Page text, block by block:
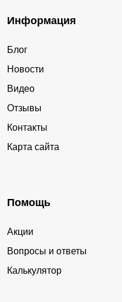
Информация
Блог
Новости
Видео
Отзывы
Контакты
Карта сайта
Помощь
Акции
Вопросы и ответы
Калькулятор